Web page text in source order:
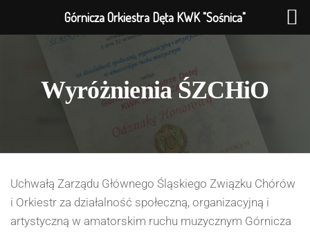
Wyróżnienia ŚZCHiO
Uchwałą Zarządu Głównego Śląskiego Związku Chórów
i Orkiestr za działalność społeczną, organizacyjną i
artystyczną w amatorskim ruchu muzycznym Górnicza
Górnicza Orkiestra Dęta KWK "Sośnica"